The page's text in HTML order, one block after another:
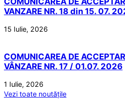
VANZARE NR. 18 din 15. 07.
15 Iulie, 2026
COMUNICAREA DE
VÂNZARE NR. 17 / 01.07. 2026
1 Iulie, 2026
Vezi toate noutățile